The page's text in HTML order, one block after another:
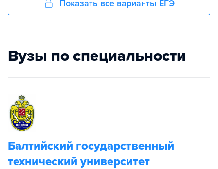
Показать все варианты ЕГЭ
Вузы по специальности
Балтийский государственный
технический университет